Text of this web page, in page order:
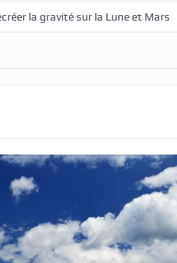
gravité sur la Lune et Mars